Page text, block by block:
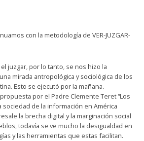
con la metodología de VER-JUZGAR-
juzgar, por lo tanto, se nos hizo la
mirada antropológica y sociológica de los
Esto se ejecutó por la mañana.
por el Padre Clemente Teret “Los
de la información en América
la brecha digital y la marginación social
todavía se ve mucho la desigualdad en
y las herramientas que estas facilitan.